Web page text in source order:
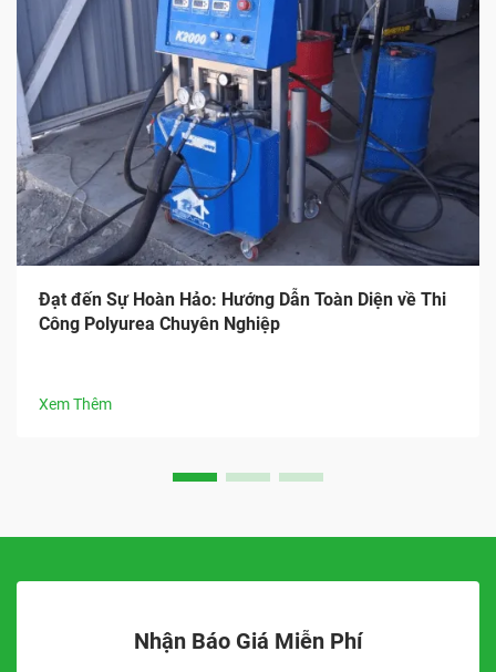
Đạt đến Sự Hoàn Hảo: Hướng Dẫn Toàn Diện về Thi
Công Polyurea Chuyên Nghiệp
Xem Thêm
Nhận Báo Giá Miễn Phí